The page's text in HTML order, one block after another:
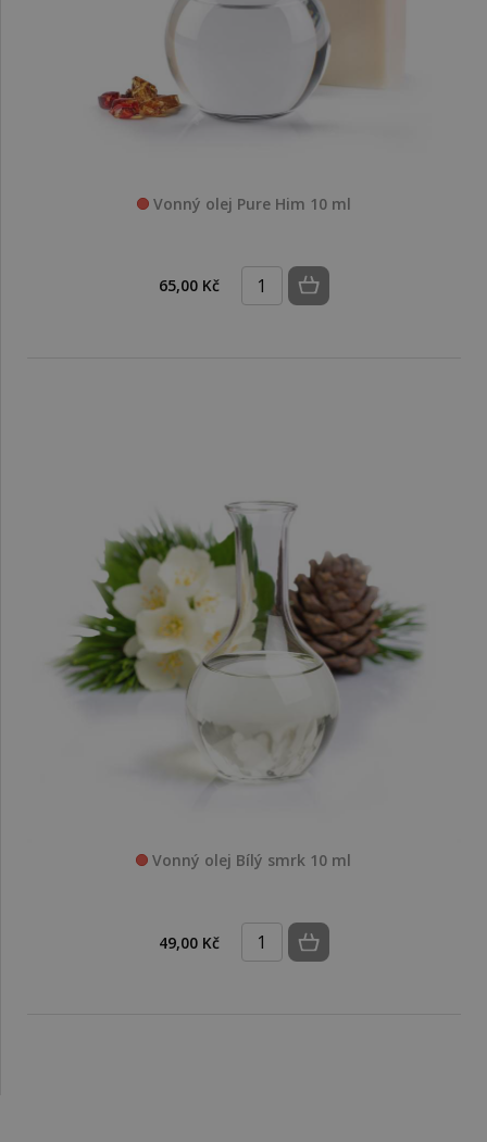
Vonný olej Pure Him 10 ml
65,00 Kč
Vonný olej Bílý smrk 10 ml
49,00 Kč